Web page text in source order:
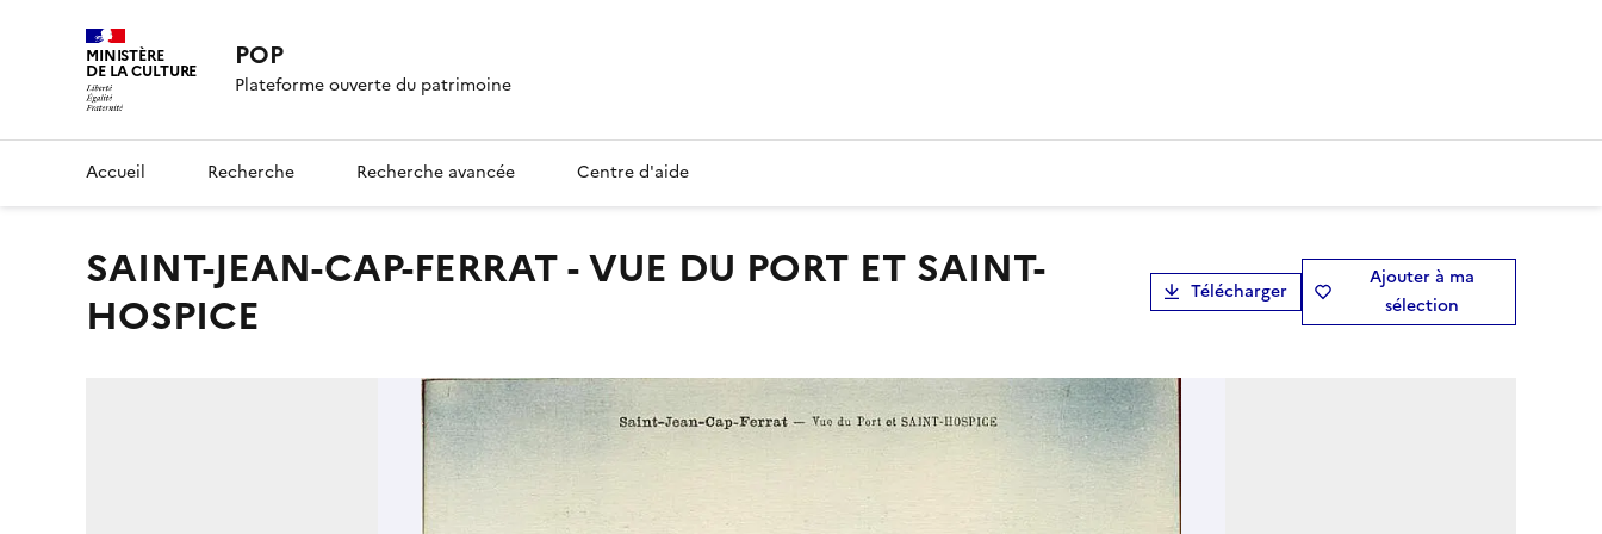
MINISTÈRE
DE LA CULTURE POP
Plateforme ouverte du patrimoine
Accueil Recherche Recherche avancée Centre d'aide
SAINT-JEAN-CAP-FERRAT - VUE DU PORT ET SAINT-
HOSPICE
Télécharger
Ajouter à ma
sélection